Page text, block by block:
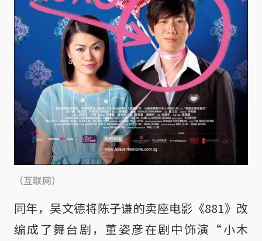
（互联网）
同年，吴文德将陈子谦的卖座电影《881》改
编成了舞台剧，董姿彦在剧中饰演“小木